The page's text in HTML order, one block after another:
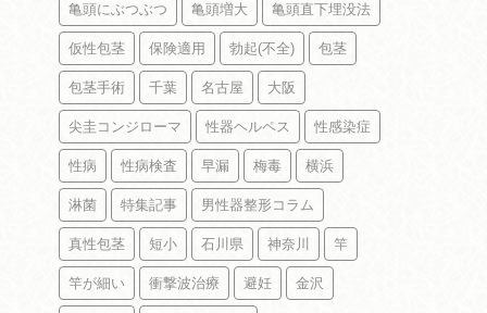
亀頭にぶつぶつ 亀頭増大 亀頭直下埋没法
仮性包茎 保険適用 勃起(不全) 包茎
包茎手術 千葉 名古屋 大阪
尖圭コンジローマ 性器ヘルペス 性感染症
性病 性病検査 早漏 梅毒 横浜
淋菌 特集記事 男性器整形コラム
真性包茎 短小 石川県 神奈川 竿
竿が細い 衝撃波治療 避妊 金沢